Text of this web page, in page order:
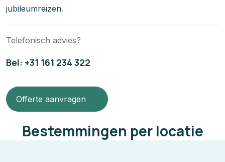
jubileumreizen.
Telefonisch advies?
Bel: +31 161 234 322
Offerte aanvragen
Bestemmingen per locatie